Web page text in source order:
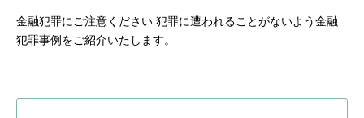
金融犯罪にご注意ください 犯罪に遭われることがないよう金融
犯罪事例をご紹介いたします。